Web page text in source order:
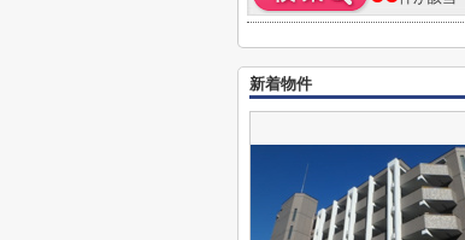
新着物件